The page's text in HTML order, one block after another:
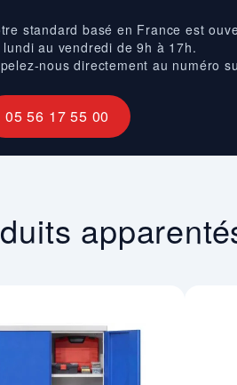
standard basé en France est
lundi au vendredi de 9h à 17h.
nous directement au numéro
05 56 17 55 00